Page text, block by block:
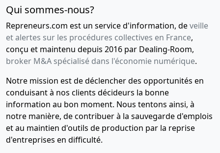
Qui sommes-nous?
Repreneurs.com est un service d'information, deveille
et alertes sur les procédures collectives en France,
conçu et maintenu depuis 2016 par Dealing-Room,
broker M&A spécialisé dans l'économie numérique.
Notre mission est de déclencher des opportunités en
conduisant à nos clients décideurs la bonne
information au bon moment. Nous tentons ainsi, à
notre manière, de contribuer à la sauvegarde d'emplois
et au maintien d'outils de production par la reprise
d'entreprises en difficulté.